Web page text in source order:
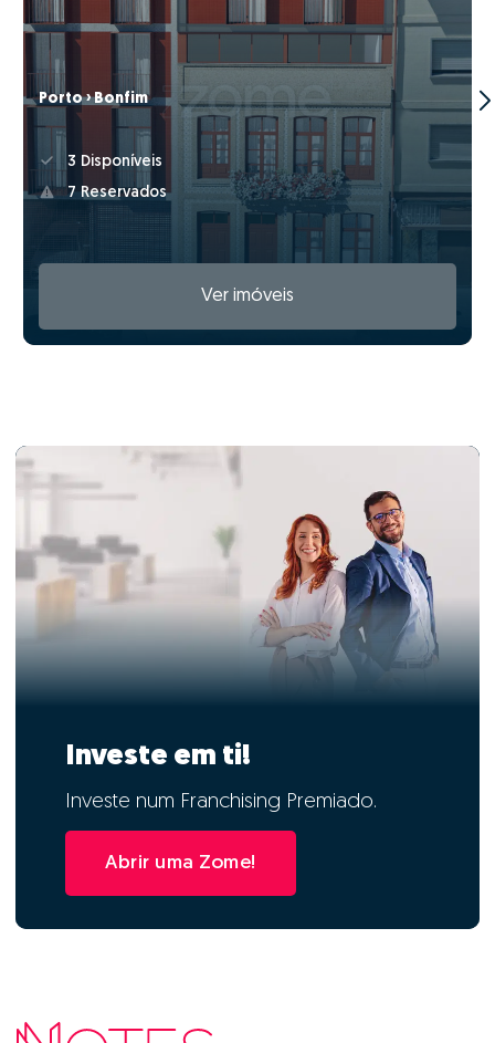
Porto › Bonfim
3 Disponíveis
7 Reservados
Ver imóveis
Investe em ti!
Investe num Franchising Premiado.
Abrir uma Zome!